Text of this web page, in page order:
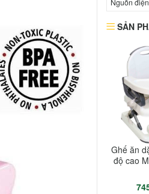
Nguồn điện
SẢN
Ghế ăn
độ cao